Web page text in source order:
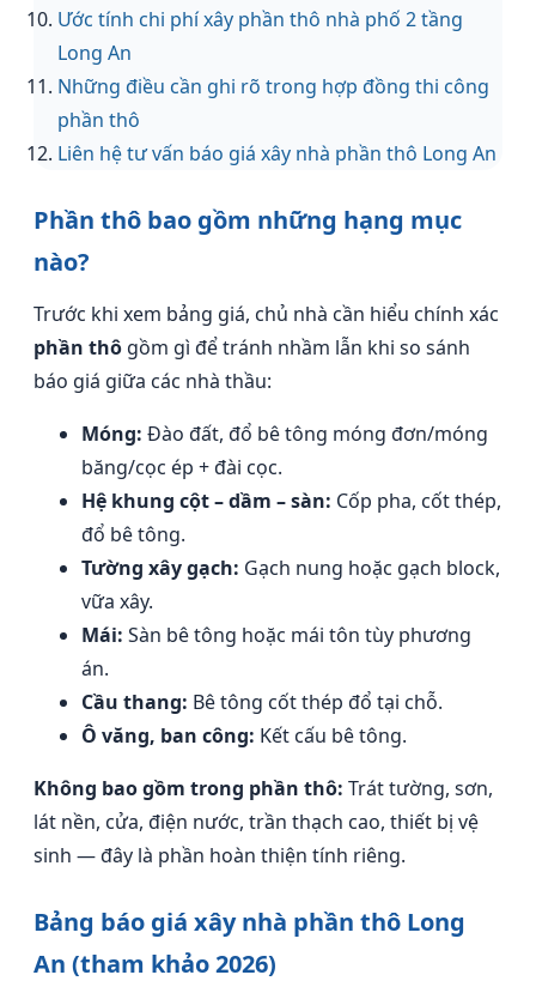
Ước tính chi phí xây phần thô nhà phố 2 tầng
Long An
Những điều cần ghi rõ trong hợp đồng thi công
phần thô
Liên hệ tư vấn báo giá xây nhà phần thô Long An
Phần thô bao gồm những hạng mục
nào?
Trước khi xem bảng giá, chủ nhà cần hiểu chính xác
phần thô gồm gì để tránh nhầm lẫn khi so sánh
báo giá giữa các nhà thầu:
Móng: Đào đất, đổ bê tông móng đơn/móng
băng/cọc ép + đài cọc.
Hệ khung cột – dầm – sàn: Cốp pha, cốt thép,
đổ bê tông.
Tường xây gạch: Gạch nung hoặc gạch block,
vữa xây.
Mái: Sàn bê tông hoặc mái tôn tùy phương
án.
Cầu thang: Bê tông cốt thép đổ tại chỗ.
Ô văng, ban công: Kết cấu bê tông.
Không bao gồm trong phần thô: Trát tường, sơn,
lát nền, cửa, điện nước, trần thạch cao, thiết bị vệ
sinh — đây là phần hoàn thiện tính riêng.
Bảng báo giá xây nhà phần thô Long
An (tham khảo 2026)